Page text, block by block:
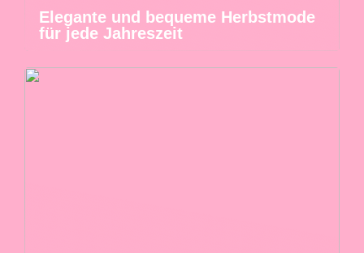
Elegante und bequeme Herbstmode
für jede Jahreszeit